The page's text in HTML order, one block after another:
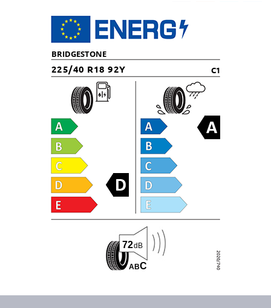
BRIDGESTONE
225/40 R18 92Y C1
ABC
72dB